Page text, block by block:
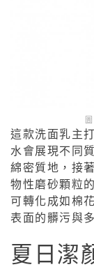
這款洗面乳主
水會展現不同
綿密質地，接
物性磨砂顆粒
可轉化成如棉
表面的髒污與
夏日潔